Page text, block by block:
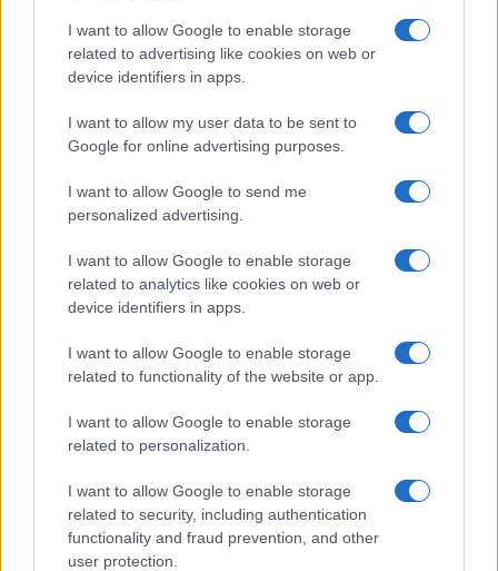
I want to allow Google to enable storage
related to advertising like cookies on web or
device identifiers in apps.
I want to allow my user data to be sent to
Google for online advertising purposes.
I want to allow Google to send me
personalized advertising.
I want to allow Google to enable storage
related to analytics like cookies on web or
device identifiers in apps.
I want to allow Google to enable storage
related to functionality of the website or app.
I want to allow Google to enable storage
related to personalization.
I want to allow Google to enable storage
related to security, including authentication
functionality and fraud prevention, and other
user protection.
LA FINANCE
Biais cognitifs en trading : stratégies pour une prise de décision
rationnelle
LA FINANCE